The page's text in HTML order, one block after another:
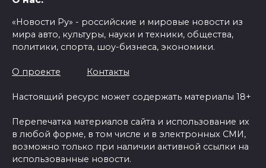
«Новости Ру» - российские и мировые новости из
мира авто, культуры, науки и техники, общества,
политики, спорта, шоу-бизнеса, экономики.
О проекте Контакты
Настоящий ресурс может содержать материалы 18+
Перепечатка материалов сайта и использование их
в любой форме, в том числе и в электронных СМИ,
возможно только при наличии активной ссылки на
использованные новости.